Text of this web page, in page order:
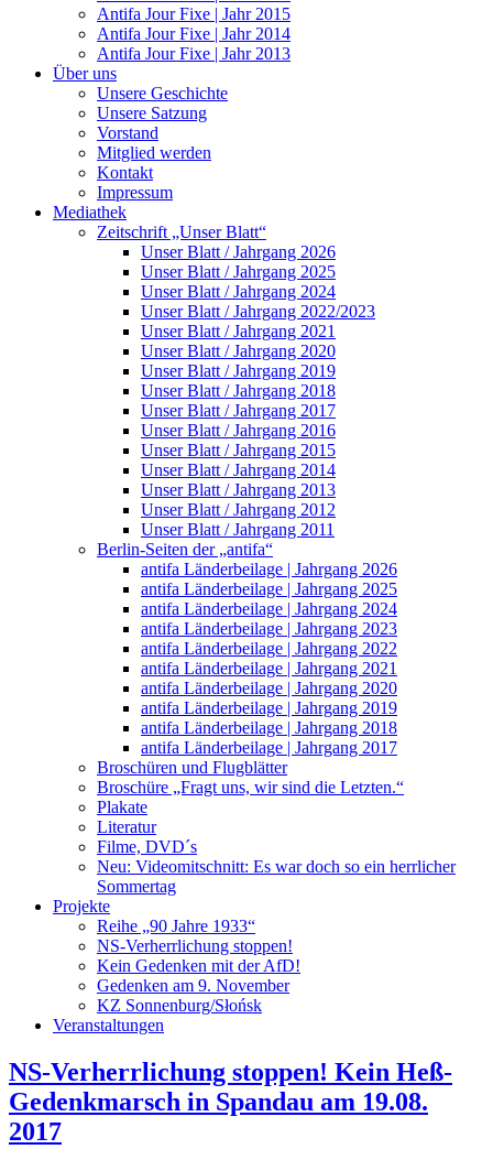
Antifa Jour Fixe | Jahr 2015
Antifa Jour Fixe | Jahr 2014
Antifa Jour Fixe | Jahr 2013
Über uns
Unsere Geschichte
Unsere Satzung
Vorstand
Mitglied werden
Kontakt
Impressum
Mediathek
Zeitschrift „Unser Blatt“
Unser Blatt / Jahrgang 2026
Unser Blatt / Jahrgang 2025
Unser Blatt / Jahrgang 2024
Unser Blatt / Jahrgang 2022/2023
Unser Blatt / Jahrgang 2021
Unser Blatt / Jahrgang 2020
Unser Blatt / Jahrgang 2019
Unser Blatt / Jahrgang 2018
Unser Blatt / Jahrgang 2017
Unser Blatt / Jahrgang 2016
Unser Blatt / Jahrgang 2015
Unser Blatt / Jahrgang 2014
Unser Blatt / Jahrgang 2013
Unser Blatt / Jahrgang 2012
Unser Blatt / Jahrgang 2011
Berlin-Seiten der „antifa“
antifa Länderbeilage | Jahrgang 2026
antifa Länderbeilage | Jahrgang 2025
antifa Länderbeilage | Jahrgang 2024
antifa Länderbeilage | Jahrgang 2023
antifa Länderbeilage | Jahrgang 2022
antifa Länderbeilage | Jahrgang 2021
antifa Länderbeilage | Jahrgang 2020
antifa Länderbeilage | Jahrgang 2019
antifa Länderbeilage | Jahrgang 2018
antifa Länderbeilage | Jahrgang 2017
Broschüren und Flugblätter
Broschüre „Fragt uns, wir sind die Letzten.“
Plakate
Literatur
Filme, DVD´s
Neu: Videomitschnitt: Es war doch so ein herrlicher
Sommertag
Projekte
Reihe „90 Jahre 1933“
NS-Verherrlichung stoppen!
Kein Gedenken mit der AfD!
Gedenken am 9. November
KZ Sonnenburg/Słońsk
Veranstaltungen
NS-Verherrlichung stoppen! Kein Heß-
Gedenkmarsch in Spandau am 19.08.
2017